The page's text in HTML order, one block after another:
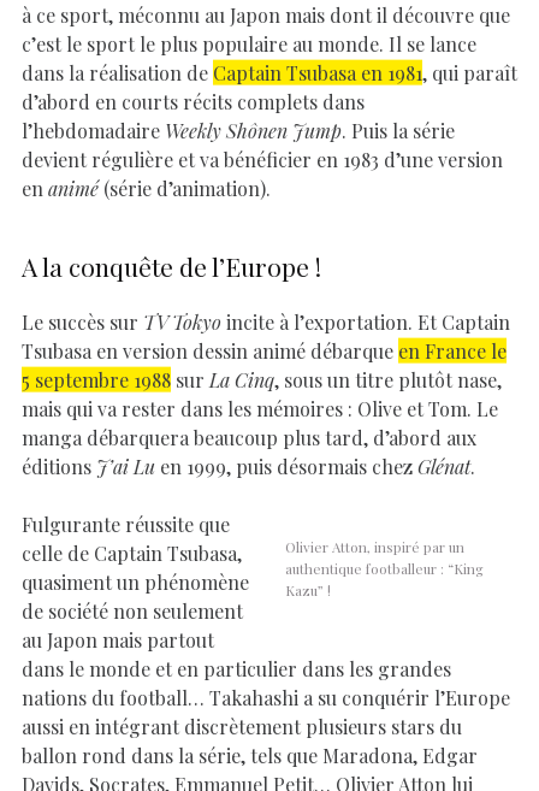
à ce sport, méconnu au Japon mais dont il découvre que
c’est le sport le plus populaire au monde. Il se lance
dans la réalisation de Captain Tsubasa en 1981, qui paraît
d’abord en courts récits complets dans
l’hebdomadaire Weekly Shônen Jump. Puis la série
devient régulière et va bénéficier en 1983 d’une version
en animé(série d’animation).
A la conquête de l’Europe !
Le succès sur TV Tokyo incite à l’exportation. Et Captain
Tsubasa en version dessin animé débarque en France le
5 septembre 1988 sur La Cinq, sous un titre plutôt nase,
mais qui va rester dans les mémoires : Olive et Tom. Le
manga débarquera beaucoup plus tard, d’abord aux
éditions J’ai Lu en 1999, puis désormais chezGlénat.
Olivier Atton, inspiré par un
authentique footballeur : “King
Kazu” !
Fulgurante réussite que
celle de Captain Tsubasa,
quasiment un phénomène
de société non seulement
au Japon mais partout
dans le monde et en particulier dans les grandes
nations du football… Takahashi a su conquérir l’Europe
aussi en intégrant discrètement plusieurs stars du
ballon rond dans la série, tels que Maradona, Edgar
Davids, Socrates, Emmanuel Petit… Olivier Atton lui